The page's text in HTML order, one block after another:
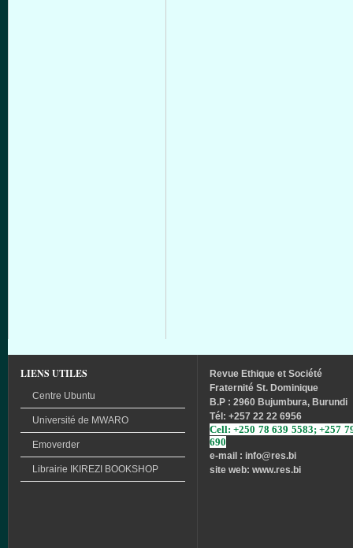
LIENS UTILES
Centre Ubuntu
Université de MWARO
Emoverder
Librairie IKIREZI BOOKSHOP
Revue Ethique et Société
Fraternité St. Dominique
B.P : 2960 Bujumbura, Burundi
Tél : +257 22 22 6956
Cell: +250 78 639 5583; +257
690
e-mail : info@res.bi
site web: www.res.bi